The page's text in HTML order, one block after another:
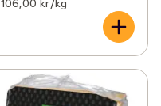
106,00 kr /kg